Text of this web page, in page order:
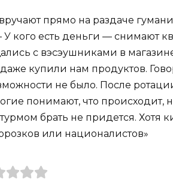
прямо на раздаче
У кого есть деньги — снимают
с вэсэушниками в
купили нам продуктов.
не было. После
понимают, что происходит,
брать не придется. Хотя
или националистов»